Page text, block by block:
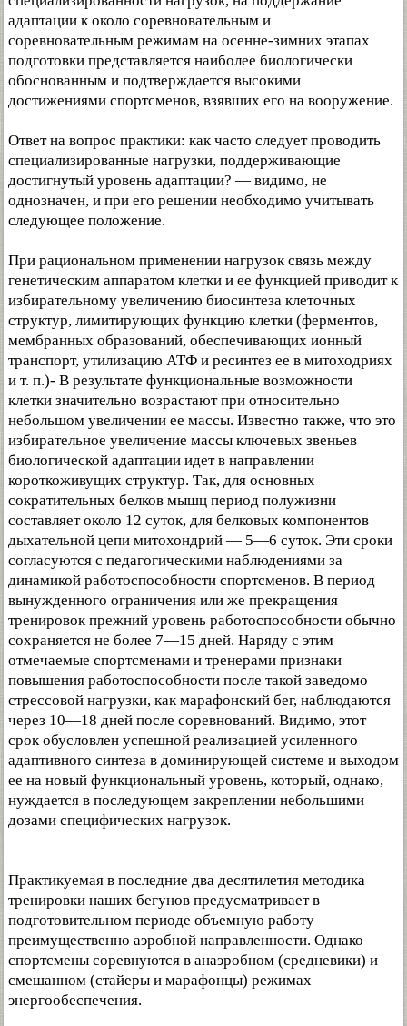
адаптации к около соревновательным и
соревновательным режимам на осенне-зимних этапах
подготовки представляется наиболее биологически
обоснованным и подтверждается высокими
достижениями спортсменов, взявших его на вооружение.
Ответ на вопрос практики: как часто следует проводить
специализированные нагрузки, поддерживающие
достигнутый уровень адаптации? — видимо, не
однозначен, и при его решении необходимо учитывать
следующее положение.
При рациональном применении нагрузок связь между
генетическим аппаратом клетки и ее функцией приводит к
избирательному увеличению биосинтеза клеточных
структур, лимитирующих функцию клетки (ферментов,
мембранных образований, обеспечивающих ионный
транспорт, утилизацию АТФ и ресинтез ее в митоходриях
и т. п.)- В результате функциональные возможности
клетки значительно возрастают при относительно
небольшом увеличении ее массы. Известно также, что это
избирательное увеличение массы ключевых звеньев
биологической адаптации идет в направлении
короткоживущих структур. Так, для основных
сократительных белков мышц период полужизни
составляет около 12 суток, для белковых компонентов
дыхательной цепи митохондрий — 5—6 суток. Эти сроки
согласуются с педагогическими наблюдениями за
динамикой работоспособности спортсменов. В период
вынужденного ограничения или же прекращения
тренировок прежний уровень работоспособности обычно
сохраняется не более 7—15 дней. Наряду с этим
отмечаемые спортсменами и тренерами признаки
повышения работоспособности после такой заведомо
стрессовой нагрузки, как марафонский бег, наблюдаются
через 10—18 дней после соревнований. Видимо, этот
срок обусловлен успешной реализацией усиленного
адаптивного синтеза в доминирующей системе и выходом
ее на новый функциональный уровень, который, однако,
нуждается в последующем закреплении небольшими
дозами специфических нагрузок.
Практикуемая в последние два десятилетия методика
тренировки наших бегунов предусматривает в
подготовительном периоде объемную работу
преимущественно аэробной направленности. Однако
спортсмены соревнуются в анаэробном (средневики) и
смешанном (стайеры и марафонцы) режимах
энергообеспечения.